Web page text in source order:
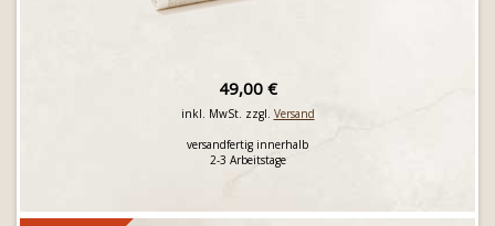
49,00 €
inkl. MwSt. zzgl. Versand
versandfertig innerhalb
2-3 Arbeitstage